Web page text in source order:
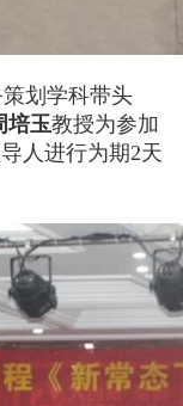
划学科带头
培玉教授为参加
人进行为期2天